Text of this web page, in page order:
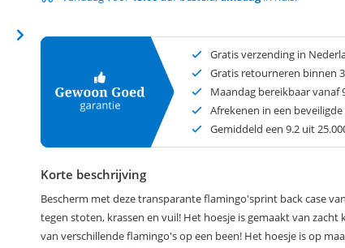
Gratis verzending in
Gratis retourneren binnen
Maandag bereikbaar vanaf
Afrekenen in een
Gemiddeld een 9.2 uit
Korte beschrijving
Bescherm met deze transparante flamingo'sprint back case
tegen stoten, krassen en vuil! Het hoesje is gemaakt van
van verschillende flamingo's op een been! Het hoesje is op